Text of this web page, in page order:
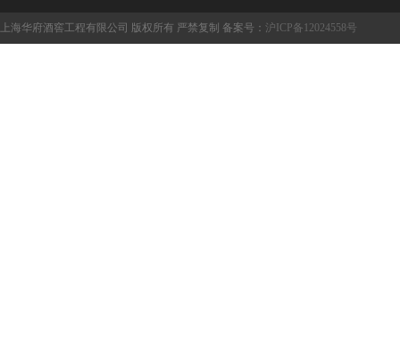
上海华府酒窖工程有限公司 版权所有 严禁复制 备案号： 沪ICP备12024558号